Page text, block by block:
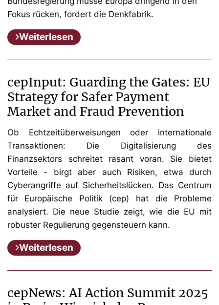
Fokus rücken, fordert die Denkfabrik.
Weiterlesen
cepInput: Guarding the Gates: EU
Strategy for Safer Payment
Market and Fraud Prevention
Ob Echtzeitüberweisungen oder internationale
Transaktionen: Die Digitalisierung des
Finanzsektors schreitet rasant voran. Sie bietet
Vorteile - birgt aber auch Risiken, etwa durch
Cyberangriffe auf Sicherheitslücken. Das Centrum
für Europäische Politik (cep) hat die Probleme
analysiert. Die neue Studie zeigt, wie die EU mit
robuster Regulierung gegensteuern kann.
Weiterlesen
cepNews: AI Action Summit 2025